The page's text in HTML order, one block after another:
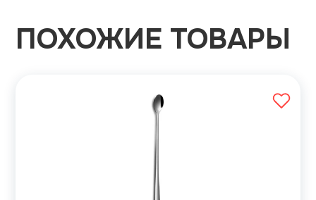
ПОХОЖИЕ ТОВАРЫ